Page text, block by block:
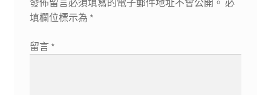
發佈留言必須填寫的電子郵件地址不會公開。 必
填欄位標示為 *
留言 *